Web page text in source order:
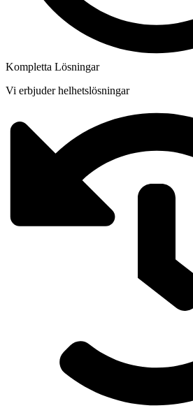
Kompletta Lösningar
Vi erbjuder helhetslösningar